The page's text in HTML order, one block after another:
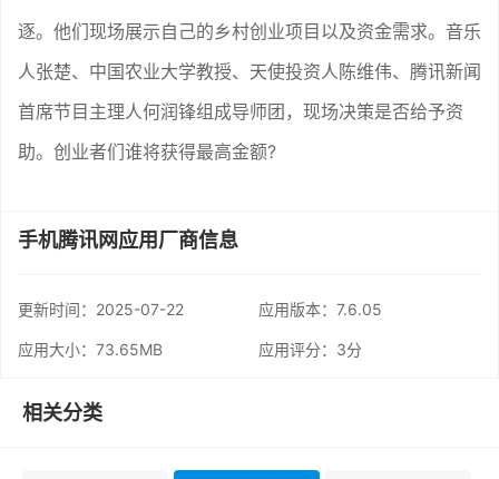
逐。他们现场展示自己的乡村创业项目以及资金需求。音乐
人张楚、中国农业大学教授、天使投资人陈维伟、腾讯新闻
首席节目主理人何润锋组成导师团，现场决策是否给予资
助。创业者们谁将获得最高金额?
手机腾讯网应用厂商信息
更新时间： 2025-07-22 应用版本：7.6.05
应用大小：73.65MB 应用评分： 3分
相关分类